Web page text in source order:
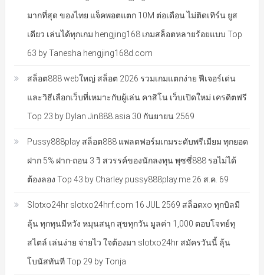
มากที่สุด ของไทย แจ็คพอตแตก 10M ต่อเดือน ไม่ติดเทิร์น ยูส
เดียว เล่นได้ทุกเกม hengjing168 เกมสล็อตหลายร้อยแบบ Top
63 by Tanesha hengjing168d.com
สล็อต888 webใหญ่ สล็อต 2026 รวมเกมแตกง่าย ฟีเจอร์เด่น
และวิธีเลือกเว็บที่เหมาะกับผู้เล่น คาสิโน เว็บเปิดใหม่ เครดิตฟรี
Top 23 by Dylan Jin888.asia 30 กันยายน 2569
Pussy888play สล็อต888 แพลตฟอร์มเกมระดับพรีเมียม ทุกยอด
ฝาก 5% ฝาก-ถอน 3 วิ สวรรค์ของนักลงทุน พุซซี่888 รอไม่ได้
ต้องลอง Top 43 by Charley pussy888play.me 26 ส.ค. 69
Slotxo24hr slotxo24hrf.com 16 JUL 2569 สล็อตxo ทุกบิลมี
ลุ้น ทุกทุนมีหวัง หมุนสนุก สุขทุกวัน มูลค่า 1,000 ตอบโจทย์ทุ
สไตล์ เล่นง่าย จ่ายไว ใจต้องมา slotxo24hr สมัครวันนี้ ลุ้น
โบนัสทันที Top 29 by Tonja